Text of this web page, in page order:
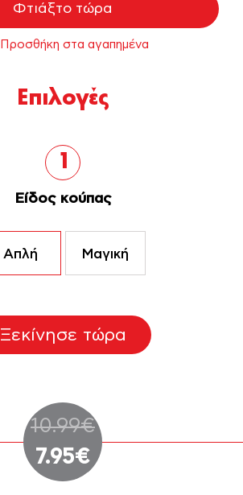
Φτιάξτο τώρα
Προσθήκη στα αγαπημένα
Επιλογές
1
Είδος κούπας
Απλή Μαγική
10.99€Original
price
7.95€Η
Ξεκίνησε τώρα